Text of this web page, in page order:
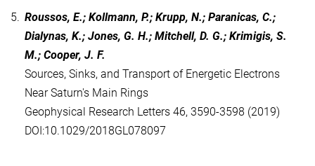
5. Roussos, E.; Kollmann, P.; Krupp, N.; Paranicas, C.;
Dialynas, K.; Jones, G. H.; Mitchell, D. G.; Krimigis, S.
M.; Cooper, J. F.
Sources, Sinks, and Transport of Energetic Electrons
Near Saturn's Main Rings
Geophysical Research Letters 46, 3590-3598 (2019)
DOI:10.1029/2018GL078097